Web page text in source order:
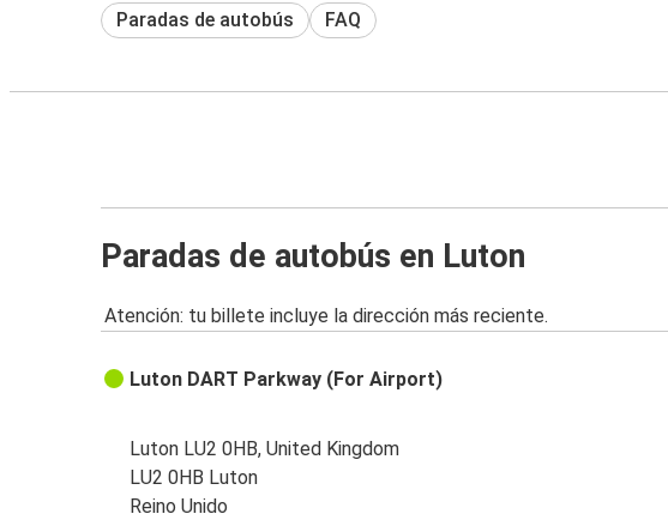
Paradas de autobús FAQ
Paradas de autobús en Luton
Atención: tu billete incluye la dirección más reciente.
Luton DART Parkway (For Airport)
Luton LU2 0HB, United Kingdom
LU2 0HB Luton
Reino Unido